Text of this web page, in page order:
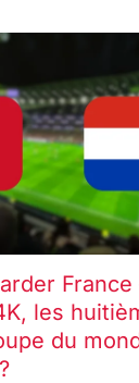
France
les
du